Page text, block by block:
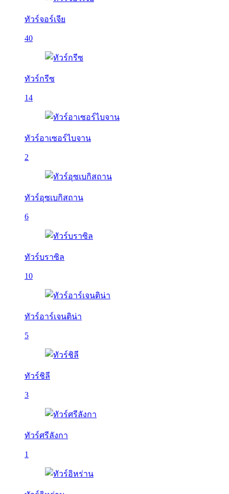
ทัวร์จอร์เจีย
40
ทัวร์กรีซ
14
ทัวร์อาเซอร์ไบจาน
2
ทัวร์อุซเบกิสถาน
6
ทัวร์บราซิล
10
ทัวร์อาร์เจนติน่า
5
ทัวร์ชิลี
3
ทัวร์ศรีลังกา
1